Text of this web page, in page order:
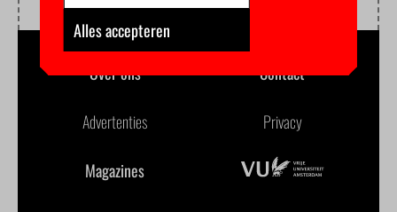
Over ons Contact
Advertenties Privacy
Magazines
Alles accepteren